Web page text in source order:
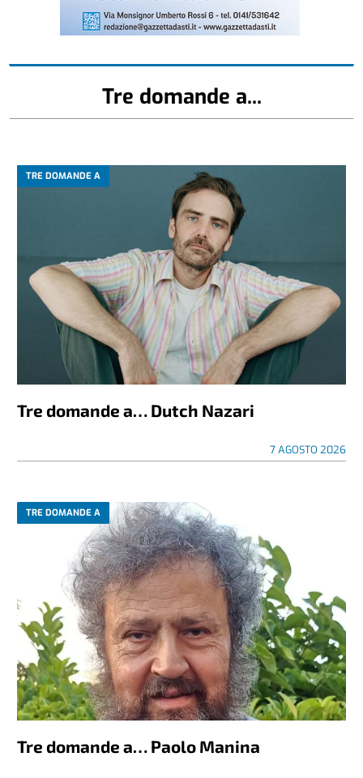
Tre domande a...
TRE DOMANDE A
Tre domande a… Dutch Nazari
7 AGOSTO 2026
TRE DOMANDE A
Tre domande a… Paolo Manina